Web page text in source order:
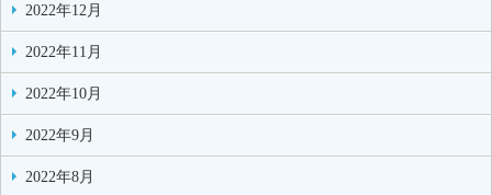
2022年12月
2022年11月
2022年10月
2022年9月
2022年8月